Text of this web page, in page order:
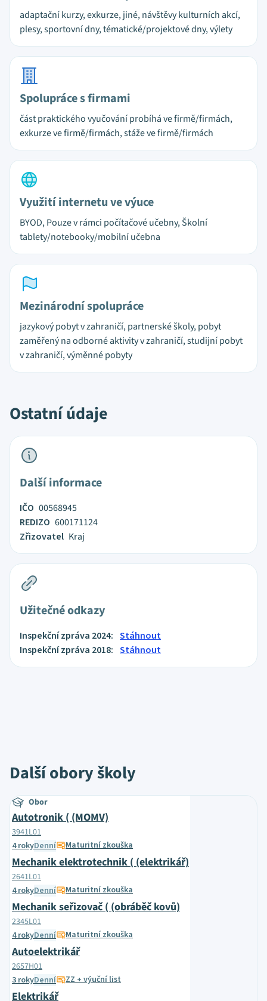
adaptační kurzy, exkurze, jiné, návštěvy kulturních akcí,
plesy, sportovní dny, tématické/projektové dny, výlety
Spolupráce s firmami
část praktického vyučování probíhá ve firmě/firmách,
exkurze ve firmě/firmách, stáže ve firmě/firmách
Využití internetu ve výuce
BYOD, Pouze v rámci počítačové učebny, Školní
tablety/notebooky/mobilní učebna
Mezinárodní spolupráce
jazykový pobyt v zahraničí, partnerské školy, pobyt
zaměřený na odborné aktivity v zahraničí, studijní pobyt
v zahraničí, výměnné pobyty
Ostatní údaje
Další informace
IČO 00568945
REDIZO 600171124
Zřizovatel Kraj
Užitečné odkazy
Inspekční zpráva 2024: Stáhnout
Inspekční zpráva 2018: Stáhnout
Další obory školy
Obor
Autotronik ( (MOMV)
3941L01
4 rokyDenní Maturitní zkouška
Mechanik elektrotechnik ( (elektrikář)
2641L01
4 rokyDenní Maturitní zkouška
Mechanik seřizovač ( (obráběč kovů)
2345L01
4 rokyDenní Maturitní zkouška
Autoelektrikář
2657H01
3 rokyDenní ZZ + výuční list
Elektrikář